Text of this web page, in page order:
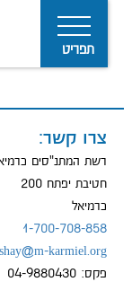
תפריט
צרו קשר:
רשת המתנ"סים כרמיאל
חטיבת יפתח 200
כרמיאל
1-700-708-858
m-shay@m-karmiel.org
פקס: 04-9880430